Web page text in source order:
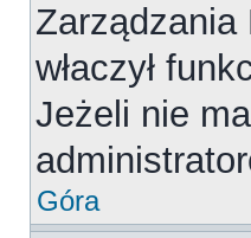
Zarządzania
właczył
Jeżeli nie
Góra